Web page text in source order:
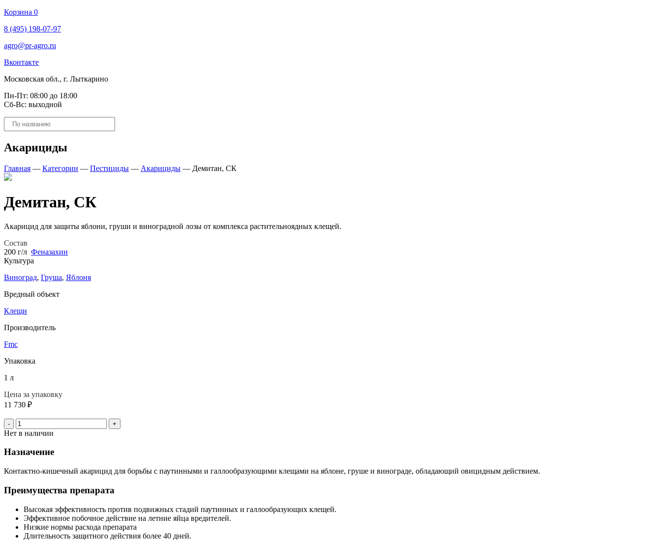
Корзина 0
8 (495) 198-07-97
agro@pr-agro.ru
Вконтакте
Московская обл., г. Лыткарино
Пн-Пт: 08:00 до 18:00
Сб-Вс: выходной
Поиск
товаров
Акарициды
Главная — Категории — Пестициды — Акарициды — Демитан, СК
Демитан, СК
Акарицид для защиты яблони, груши и виноградной лозы от комплекса растительноядных клещей.
Состав
200 г/л Феназахин
Культура
Виноград, Груша, Яблоня
Вредный объект
Клещи
Производитель
Fmc
Упаковка
1 л
Цена за упаковку
11 730 ₽
- +
Нет в наличии
Назначение
Контактно-кишечный акарицид для борьбы с паутинными и галлообразующими клещами на яблоне, груше и винограде, обладающий овицидным действием.
Преимущества препарата
Высокая эффективность против подвижных стадий паутинных и галлообразующих клещей.
Эффективное побочное действие на летние яйца вредителей.
Низкие нормы расхода препарата
Длительность защитного действия более 40 дней.